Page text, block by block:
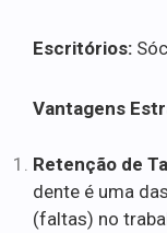
Escritórios:
Vantagens
Retenção de
dente é uma
(faltas) no